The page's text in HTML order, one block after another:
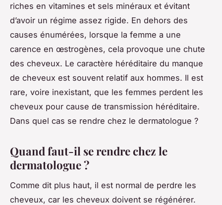
riches en vitamines et sels minéraux et évitant
d’avoir un régime assez rigide. En dehors des
causes énumérées, lorsque la femme a une
carence en œstrogènes, cela provoque une chute
des cheveux. Le caractère héréditaire du manque
de cheveux est souvent relatif aux hommes. Il est
rare, voire inexistant, que les femmes perdent les
cheveux pour cause de transmission héréditaire.
Dans quel cas se rendre chez le dermatologue ?
Quand faut-il se rendre chez le
dermatologue ?
Comme dit plus haut, il est normal de perdre les
cheveux, car les cheveux doivent se régénérer.